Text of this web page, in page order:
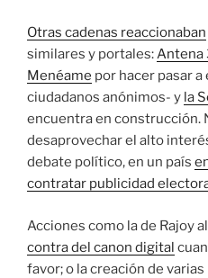
Otras cadenas reaccionaban
similares y portales:Antena
Menéame por hacer pasar
ciudadanos anónimos- y la
encuentra en construcción.
desaprovechar el alto
debate político, en un país
contratar publicidad
Acciones como la de Rajoy
contra del canon digital
favor; o la creación de